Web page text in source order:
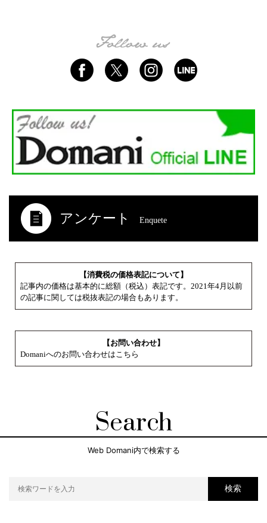
アンケート Enquete
【消費税の価格表記について】
記事内の価格は基本的に総額（税込）表記です。2021年4月以前
の記事に関しては税抜表記の場合もあります。
【お問い合わせ】
Domaniへのお問い合わせはこちら
Search
Web Domani内で検索する
検索